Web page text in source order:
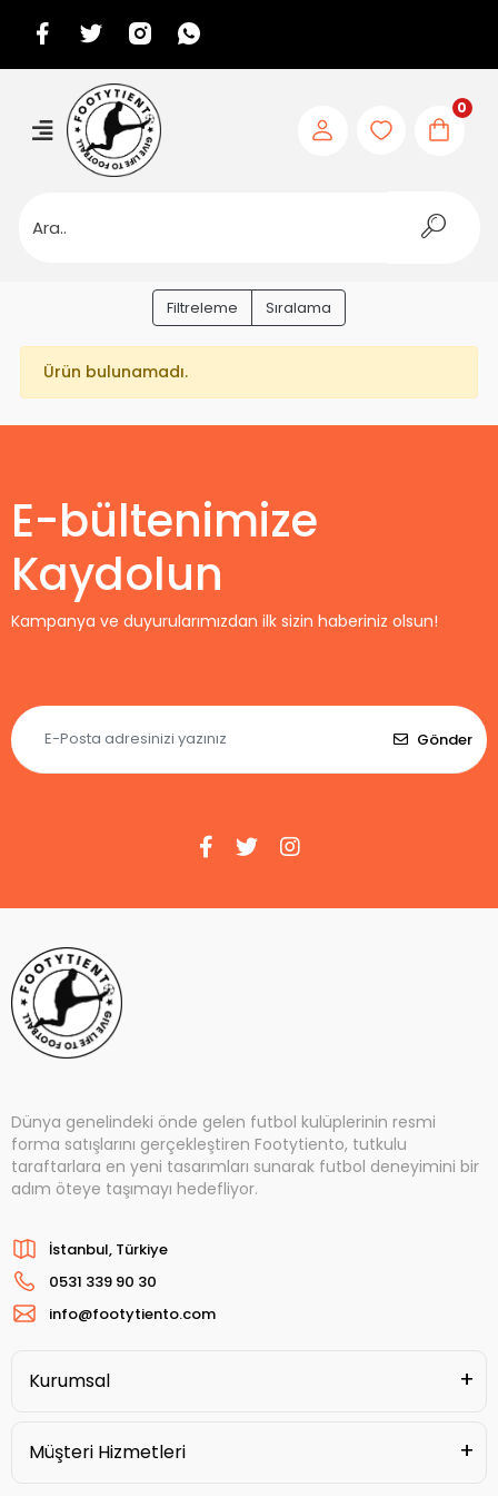
0
Filtreleme Sıralama
Ürün bulunamadı.
E-bültenimize
Kaydolun
Kampanya ve duyurularımızdan ilk sizin haberiniz olsun!
Gönder
Dünya genelindeki önde gelen futbol kulüplerinin resmi
forma satışlarını gerçekleştiren Footytiento, tutkulu
taraftarlara en yeni tasarımları sunarak futbol deneyimini bir
adım öteye taşımayı hedefliyor.
İstanbul, Türkiye
0531 339 90 30
info@footytiento.com
Kurumsal
Müşteri Hizmetleri